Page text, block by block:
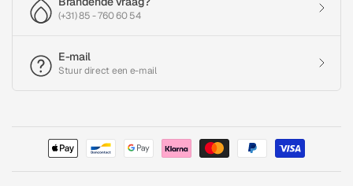
(+31) 85 - 760 60 54
E-mail
Stuur direct een e-mail